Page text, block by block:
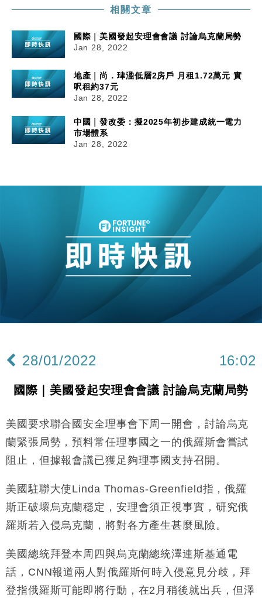
財經｜SA售股自救後再出手 斥4億美元押注未上市公
相關文章
國際｜美國發起安理會會議 討論烏克蘭局勢
Jan 28, 2022
地產｜尚．珒溋低層2房戶 月租1.72萬元 實
呎租約37元
Jan 28, 2022
中國｜發改委：擬2025年初步建成統一電力
市場體系
Jan 28, 2022
28/01/2022 16:02
國際｜美國發起安理會會議 討論烏克蘭局勢
美國要求聯合國安全理事會下周一開會，討論烏克
蘭緊張局勢，預料常任理事國之一的俄羅斯會嘗試
阻止，但據報會議已獲足夠理事國支持召開。
美國駐聯大使Linda Thomas-Greenfield指，俄羅
斯正破壞烏克蘭穩定，安理會須正視事實，研究俄
羅斯若入侵烏克蘭，將對各方產生甚麼風險。
美國總統拜登本周四與烏克蘭總統澤連斯基通電
話，CNN報道兩人對俄羅斯何時入侵意見分歧，拜
登指俄羅斯可能即將行動，在2月稍後就出兵，但澤